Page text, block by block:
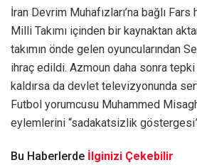
İran Devrim Muhafızları’na bağlı Fars
Milli Takımı içinden bir kaynaktan
takımın önde gelen oyuncularından
ihraç edildi. Azmoun daha sonra
kaldırsa da devlet televizyonunda
Futbol yorumcusu Muhammed
eylemlerini “sadakatsizlik
Bu Haberlerde İlginizi Çekebilir